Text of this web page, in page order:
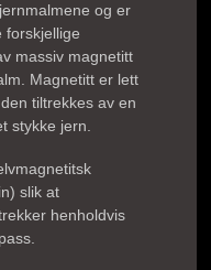
og er
forskjellige
massiv magnetitt
Magnetitt er lett
tiltrekkes av en
stykke jern.
slik at
henholdvis